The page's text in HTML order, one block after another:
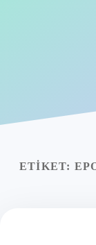
Yasal Uyarı
ETIKET: